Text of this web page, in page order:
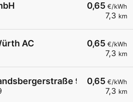
0,65 €/kWh
7,3 km
0,65 €/kWh
7,3 km
AC
0,65 €/kWh
7,3 km
9 - LS 2